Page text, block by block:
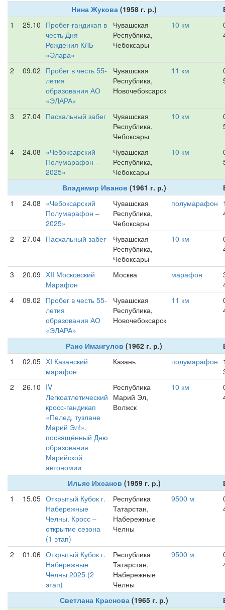
Нина Жукова (1958 г. р.)
1
25.10 Пробег-гандикап в
честь Дня
Рождения КЛБ
«Элара»
Чувашская
Республика,
Чебоксары
10 км
2 09.02 Пробег в честь 55-
летия
образования АО
«ЭЛАРА»
Чувашская
Республика,
Новочебоксарск
11 км
3 27.04 Пасхальный забег
Чувашская
Республика,
Чебоксары
10 км
4 24.08 «Чебоксарский
Полумарафон –
2025»
Чувашская
Республика,
Чебоксары
10 км
Владимир Иванов (1961 г. р.)
1
24.08 «Чебоксарский
Полумарафон –
2025»
Чувашская
Республика,
Чебоксары
полумарафон
2 27.04 Пасхальный забег
Чувашская
Республика,
Чебоксары
10 км
3 20.09 XII Московский
Марафон
Москва марафон
4
09.02 Пробег в честь 55-
летия
образования АО
«ЭЛАРА»
Чувашская
Республика,
Новочебоксарск
11 км
Раис Имангулов (1962 г. р.)
1
02.05 XI Казанский
марафон
Казань полумарафон
2
26.10 IV
Легкоатлетический
кросс-гандикап
«Пелед, тузлане
Марий Эл!»,
посвящённый Дню
образования
Марийской
автономии
Республика
Марий Эл,
Волжск
10 км
Ильяс Ихсанов (1959 г. р.)
1
15.05 Открытый Кубок г.
Набережные
Челны. Кросс –
открытие сезона
(1 этап)
Республика
Татарстан,
Набережные
Челны
9500 м
2 01.06 Открытый Кубок г.
Набережные
Челны 2025 (2
этап)
Республика
Татарстан,
Набережные
Челны
9500 м
Светлана Краснова (1965 г. р.)